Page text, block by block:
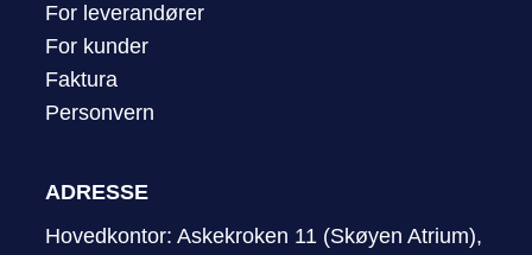
For leverandører
For kunder
Faktura
Personvern
ADRESSE
Hovedkontor: Askekroken 11 (Skøyen Atrium),